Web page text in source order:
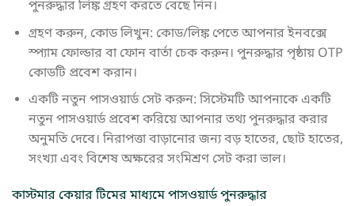
পুনরুদ্ধার লিঙ্ক গ্রহণ করতে বেছে নিন।
গ্রহণ করুন, কোড লিখুন: কোড/লিঙ্ক পেতে আপনার ইনবক্সে
স্প্যাম ফোল্ডার বা ফোন বার্তা চেক করুন। পুনরুদ্ধার পৃষ্ঠায় OTP
কোডটি প্রবেশ করান।
একটি নতুন পাসওয়ার্ড সেট করুন: সিস্টেমটি আপনাকে একটি
নতুন পাসওয়ার্ড প্রবেশ করিয়ে আপনার তথ্য পুনরুদ্ধার করার
অনুমতি দেবে। নিরাপত্তা বাড়ানোর জন্য বড় হাতের, ছোট হাতের,
সংখ্যা এবং বিশেষ অক্ষরের সংমিশ্রণ সেট করা ভাল।
কাস্টমার কেয়ার টিমের মাধ্যমে পাসওয়ার্ড পুনরুদ্ধার